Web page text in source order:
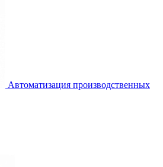
Автоматизация производственных